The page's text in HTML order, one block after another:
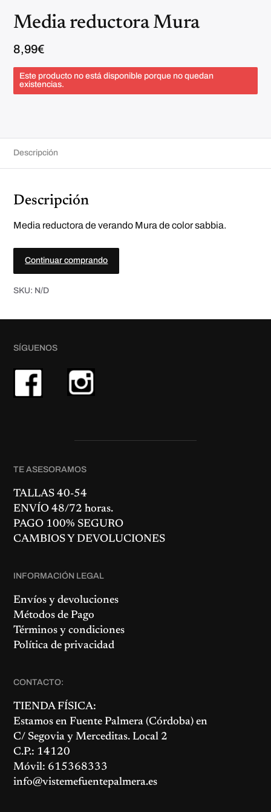
Media reductora Mura
8,99€
Este producto no está disponible porque no quedan
existencias.
Descripción
Descripción
Media reductora de verando Mura de color sabbia.
Continuar comprando
SKU: N/D
SÍGUENOS
TE ASESORAMOS
TALLAS 40-54
ENVÍO 48/72 horas.
PAGO 100% SEGURO
CAMBIOS Y DEVOLUCIONES
INFORMACIÓN LEGAL
Envíos y devoluciones
Métodos de Pago
Términos y condiciones
Política de privacidad
CONTACTO:
TIENDA FÍSICA:
Estamos enFuente Palmera (Córdoba) en
C/ Segovia y Merceditas. Local 2
C.P.: 14120
Móvil: 615368333
info@vistemefuentepalmera.es